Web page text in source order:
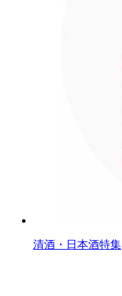
清酒・日本酒特集